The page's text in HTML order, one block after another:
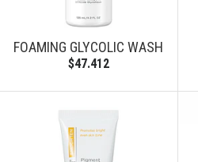
FOAMING GLYCOLIC WASH
$47.412